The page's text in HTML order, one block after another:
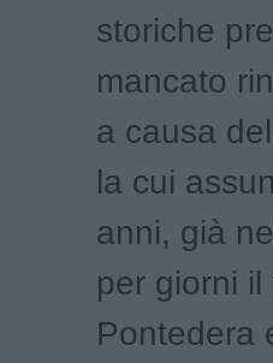
storiche
mancato
a causa
la cui
anni, già
per giorni
Pontedera